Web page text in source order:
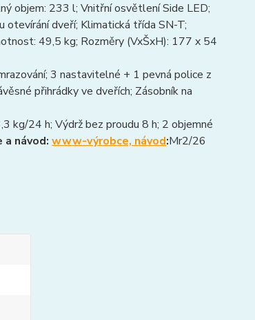
objem: 233 l; Vnitřní osvětlení Side LED;
otevírání dveří; Klimatická třída SN-T;
49,5 kg; Rozměry (VxŠxH): 177 x 54
3 nastavitelné + 1 pevná police z
přihrádky ve dveřích; Zásobník na
kg/24 h; Výdrž bez proudu 8 h; 2 objemné
a návod: www-výrobce, návod:Mr2/26